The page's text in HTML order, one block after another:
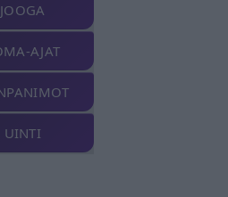
JOOGA
AJAT
UINTI